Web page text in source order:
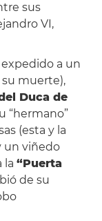
sus
VI,
a un
su muerte),
Duca de
“hermano”
(esta y la
un viñedo
la “Puerta
de su